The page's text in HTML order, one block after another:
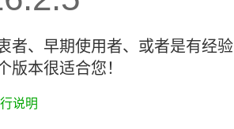
者、早期使用者、或者是有经验
版本很适合您！
说明